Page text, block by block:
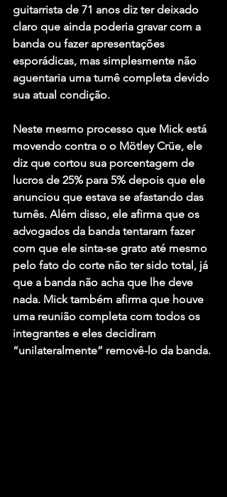
guitarrista de 71 anos diz ter deixado
claro que ainda poderia gravar com a
banda ou fazer apresentações
esporádicas, mas simplesmente não
aguentaria uma turnê completa devido
sua atual condição.
Neste mesmo processo que Mick está
movendo contra o o Mötley Crüe, ele
diz que cortou sua porcentagem de
lucros de 25% para 5% depois que ele
anunciou que estava se afastando das
turnês. Além disso, ele afirma que os
advogados da banda tentaram fazer
com que ele sinta-se grato até mesmo
pelo fato do corte não ter sido total, já
que a banda não acha que lhe deve
nada. Mick também afirma que houve
uma reunião completa com todos os
integrantes e eles decidiram
“unilateralmente” removê-lo da banda.